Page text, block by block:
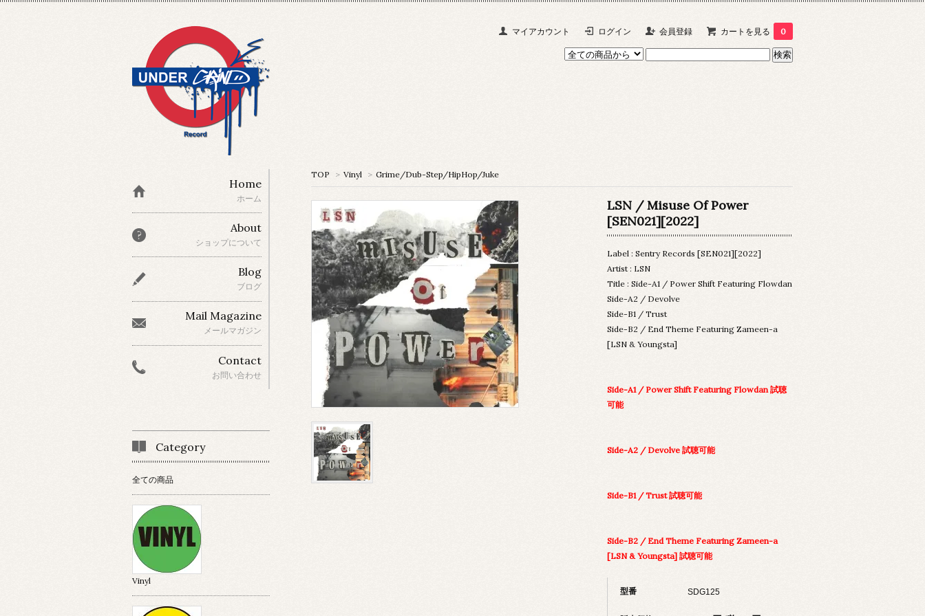
マイアカウント ログイン 会員登録 カートを見る 0
TOP > Vinyl > Grime/Dub-Step/HipHop/Juke
LSN / Misuse Of Power
[SEN021][2022]
Label : Sentry Records [SEN021][2022]
Artist : LSN
Title : Side-A1 / Power Shift Featuring Flowdan
Side-A2 / Devolve
Side-B1 / Trust
Side-B2 / End Theme Featuring Zameen-a
[LSN & Youngsta]
Side-A1 / Power Shift Featuring Flowdan 試聴
可能
Side-A2 / Devolve 試聴可能
Side-B1 / Trust 試聴可能
Side-B2 / End Theme Featuring Zameen-a
[LSN & Youngsta] 試聴可能
型番 SDG125
Home
ホーム
About
ショップについて
Blog
ブログ
Mail Magazine
メールマガジン
Contact
お問い合わせ
Category
全ての商品
Vinyl